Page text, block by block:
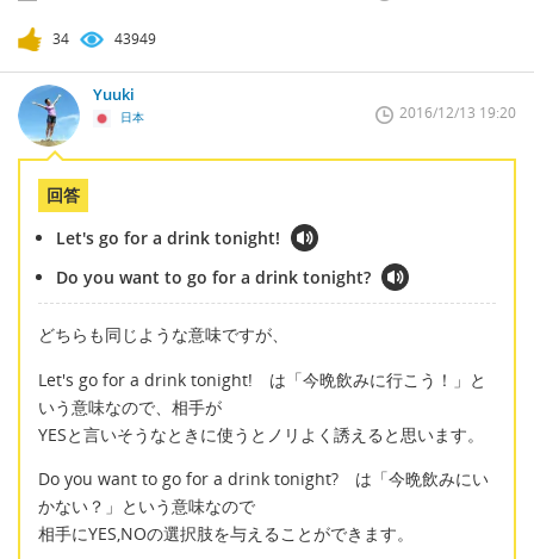
34 43949
Yuuki
日本 2016/12/13 19:20
回答
Let's go for a drink tonight!
Do you want to go for a drink tonight?
どちらも同じような意味ですが、
Let's go for a drink tonight! は「今晩飲みに行こう！」と
いう意味なので、相手が
YESと言いそうなときに使うとノリよく誘えると思います。
Do you want to go for a drink tonight? は「今晩飲みにい
かない？」という意味なので
相手にYES,NOの選択肢を与えることができます。